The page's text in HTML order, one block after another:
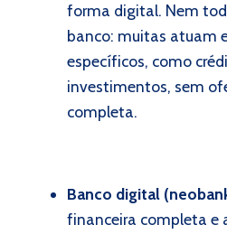
forma digital. Nem
banco: muitas atuam
específicos, como
investimentos, sem
completa.
Banco digital
financeira completa e